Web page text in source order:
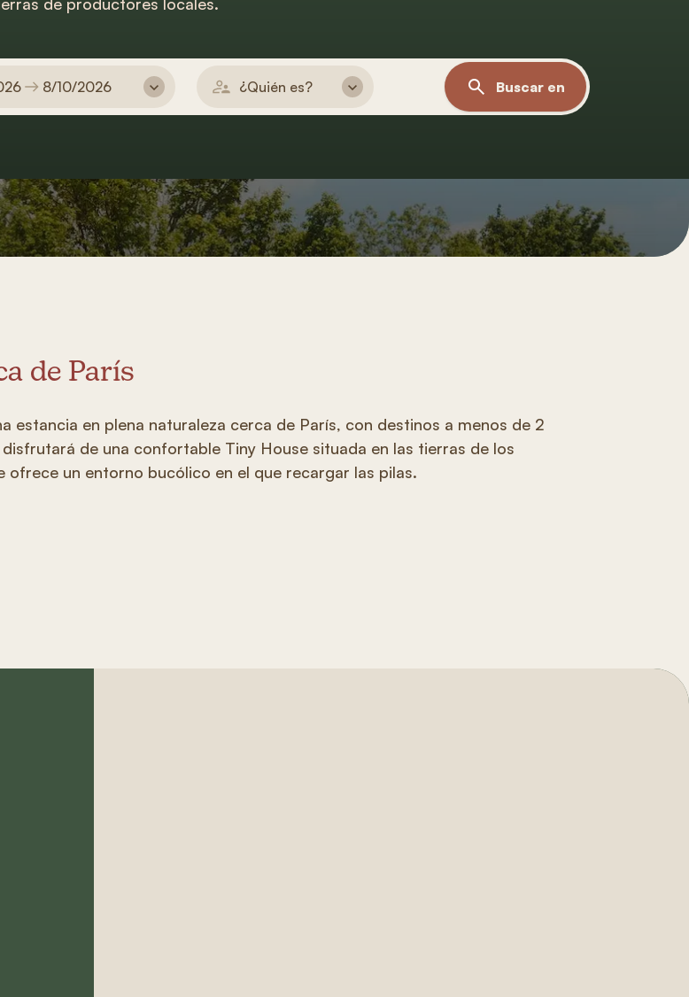
8/10/2026 ¿Quién es? Buscar en
de París
estancia en plena naturaleza cerca de París, con destinos a menos de 2
de una confortable Tiny House situada en las tierras de los
ofrece un entorno bucólico en el que recargar las pilas.